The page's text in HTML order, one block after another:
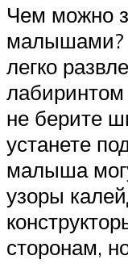
Чем можно
малышами?
легко
не берите
устанете
малыша
узоры
сторонам,